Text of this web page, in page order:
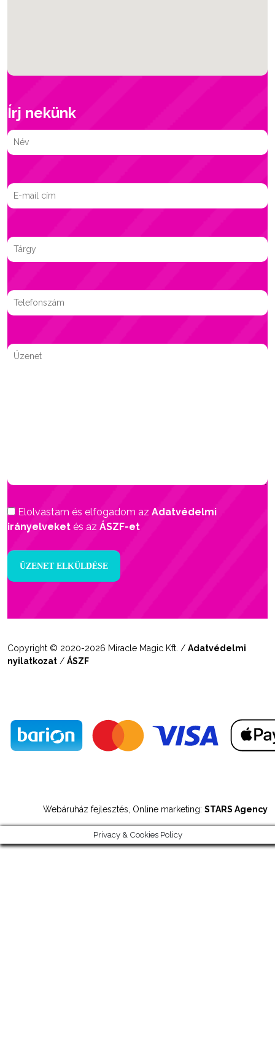
Írj nekünk
Elolvastam és elfogadom az Adatvédelmi
irányelveket és az ÁSZF-et
Copyright © 2020-2026 Miracle Magic Kft. / Adatvédelmi
nyilatkozat / ÁSZF
Webáruház fejlesztés, Online marketing: STARS Agency
Privacy & Cookies Policy